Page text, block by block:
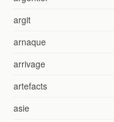
argit
arnaque
arrivage
artefacts
asie